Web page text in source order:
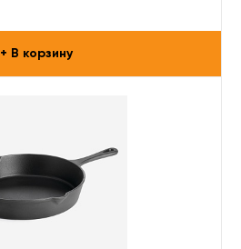
+ В корзину